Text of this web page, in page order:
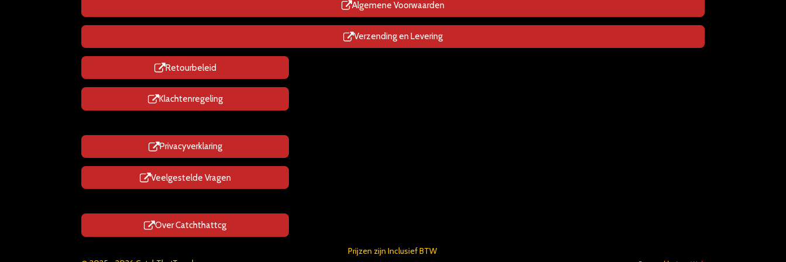
p
Algemene Voorwaarden
Verzending en Levering
Retourbeleid
Klachtenregeling
Privacyverklaring
Veelgestelde Vragen
Over Catchthattcg
Prijzen zijn Inclusief BTW